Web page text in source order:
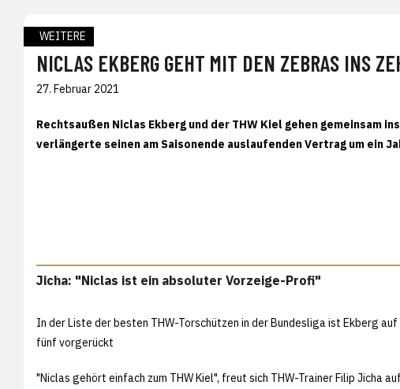
WEITERE
NICLAS EKBERG GEHT MIT DEN ZEBRAS INS
27. Februar 2021
Rechtsaußen Niclas Ekberg und der THW Kiel gehen gemeinsam
verlängerte seinen am Saisonende auslaufenden Vertrag um ein
Jicha: "Niclas ist ein absoluter Vorzeige-Profi"
In der Liste der besten THW-Torschützen in der Bundesliga ist Ekberg
fünf vorgerückt
"Niclas gehört einfach zum THW Kiel", freut sich THW-Trainer Filip Jicha